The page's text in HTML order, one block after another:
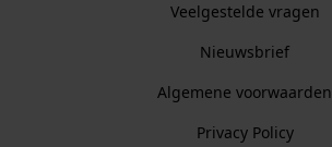
Veelgestelde vragen
Nieuwsbrief
Algemene voorwaarden
Privacy Policy